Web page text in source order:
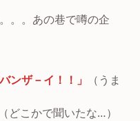
。。あの巷で噂の企
ンザ－イ！！」
（うま
どこかで聞いたな…）